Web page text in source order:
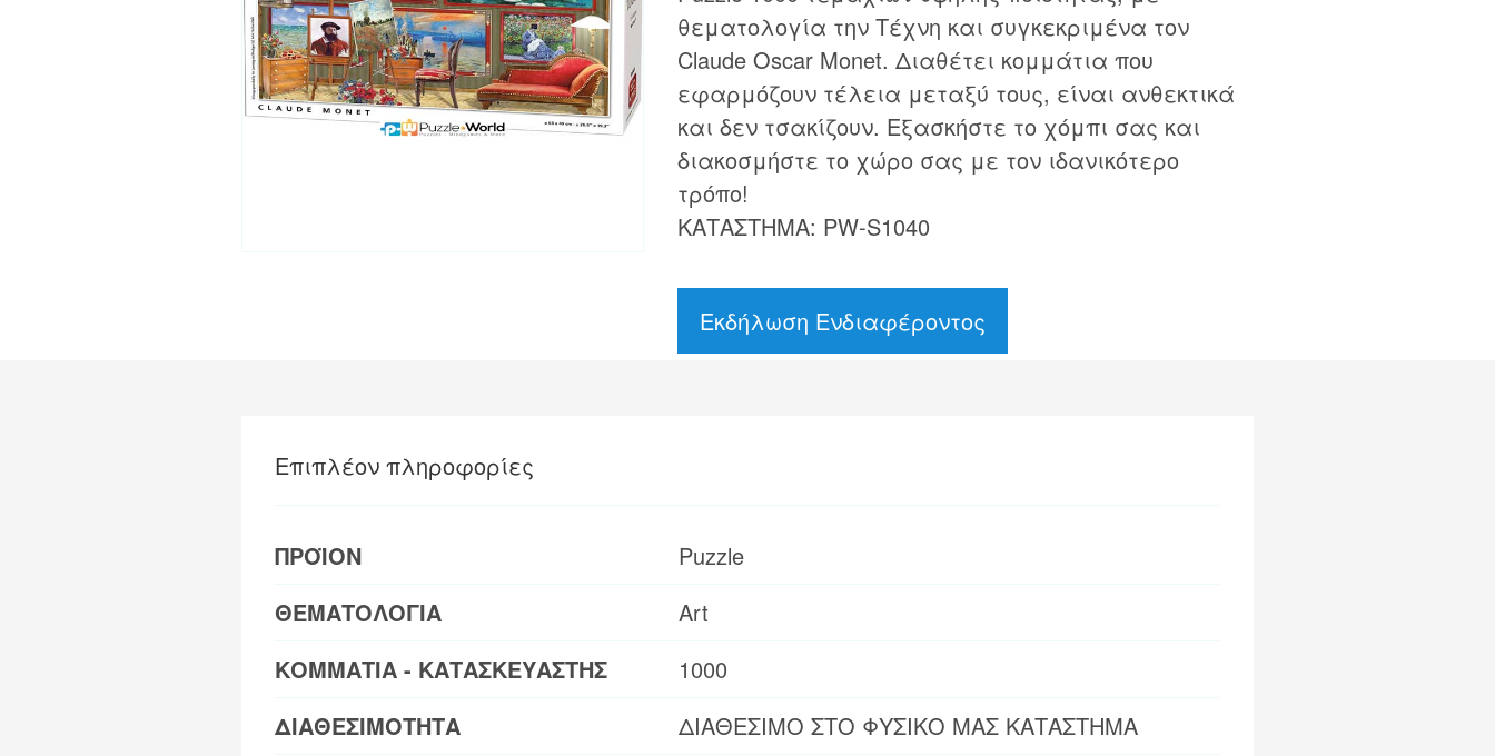
θεματολογία την Τέχνη και συγκεκριμένα τον
Claude Oscar Monet. Διαθέτει κομμάτια που
εφαρμόζουν τέλεια μεταξύ τους, είναι ανθεκτικά
και δεν τσακίζουν. Εξασκήστε το χόμπι σας και
διακοσμήστε το χώρο σας με τον ιδανικότερο
τρόπο!
ΚΑΤΑΣΤΗΜΑ: PW-S1040
Εκδήλωση Ενδιαφέροντος
Επιπλέον πληροφορίες
ΠΡΟΪΟΝ
Puzzle
ΘΕΜΑΤΟΛΟΓΙΑ
Art
ΚΟΜΜΑΤΙΑ - ΚΑΤΑΣΚΕΥΑΣΤΗΣ
1000
ΔΙΑΘΕΣΙΜΟΤΗΤΑ
ΔΙΑΘΕΣΙΜΟ ΣΤΟ ΦΥΣΙΚΟ ΜΑΣ ΚΑΤΑΣΤΗΜΑ